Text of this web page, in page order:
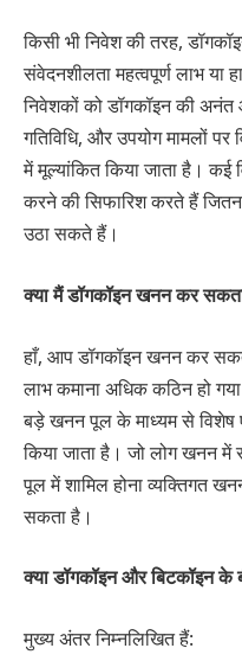
किसी भी निवेश की तरह,
संवेदनशीलता महत्वपूर्ण लाभ
निवेशकों को डॉगकॉइन की अनंत
गतिविधि, और उपयोग मामलों
में मूल्यांकित किया जाता है। कई
करने की सिफारिश करते हैं
उठा सकते हैं।
क्या मैं डॉगकॉइन खनन कर
हाँ, आप डॉगकॉइन खनन कर
लाभ कमाना अधिक कठिन हो
बड़े खनन पूल के माध्यम से विशेष
किया जाता है। जो लोग खनन
पूल में शामिल होना व्यक्तिगत
सकता है।
क्या डॉगकॉइन और बिटकॉइन के
मुख्य अंतर निम्नलिखित हैं: